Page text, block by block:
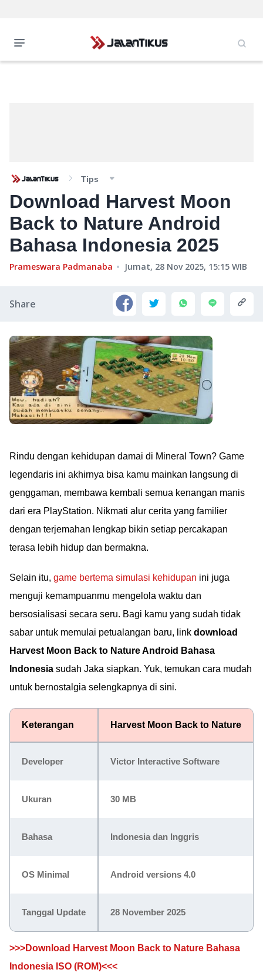
Tips
Download Harvest Moon
Back to Nature Android
Bahasa Indonesia 2025
Prameswara Padmanaba Jumat, 28 Nov 2025, 15:15 WIB
Share
Rindu dengan kehidupan damai di Mineral Town? Game
legendaris ini akhirnya bisa kamu mainkan langsung di
genggaman, membawa kembali semua kenangan manis
dari era PlayStation. Nikmati alur cerita yang familier
dengan terjemahan lengkap bikin setiap percakapan
terasa lebih hidup dan bermakna.
Selain itu, game bertema simulasi kehidupan ini juga
menguji kemampuanmu mengelola waktu dan
bersosialisasi secara seru. Bagi kamu yang sudah tidak
sabar untuk memulai petualangan baru, link download
Harvest Moon Back to Nature Android Bahasa
Indonesia sudah Jaka siapkan. Yuk, temukan cara mudah
untuk bernostalgia selengkapnya di sini.
Keterangan Harvest Moon Back to Nature
Developer Victor Interactive Software
Ukuran 30 MB
Bahasa Indonesia dan Inggris
OS Minimal Android versions 4.0
Tanggal Update 28 November 2025
>>>Download Harvest Moon Back to Nature Bahasa
Indonesia ISO (ROM)<<<